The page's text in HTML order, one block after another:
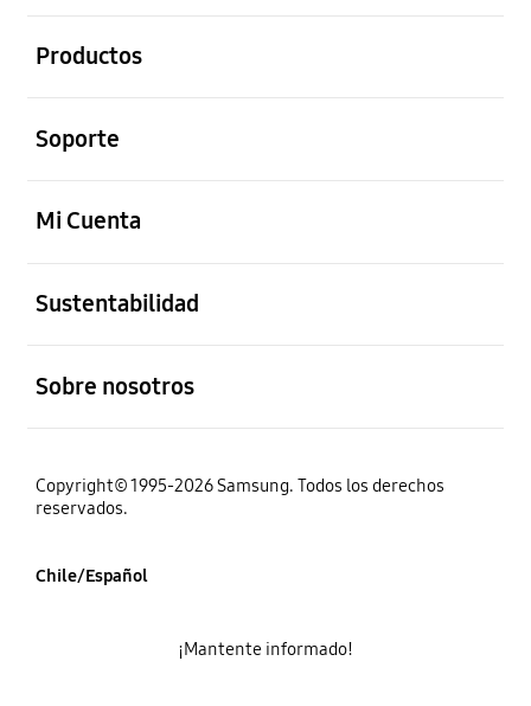
Productos
Soporte
Mi Cuenta
Sustentabilidad
Sobre nosotros
Copyright© 1995-2026 Samsung. Todos los derechos
reservados.
Chile/Español
¡Mantente informado!